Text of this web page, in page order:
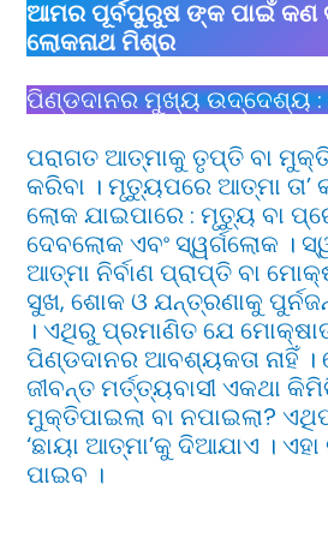
ଆମର ପୂର୍ବପୁରୁଷ ଙ୍କ ପାଇଁ କଣ
ଲୋକନାଥ ମିଶ୍ର
ପିଣ୍ଡଦାନର ମୁଖ୍ୟ ଉଦ୍ଦେଶ୍ୟ :
ପରାଗତ ଆତ୍ମାକୁ ତୃପ୍ତି ବା
କରିବା । ମୃତ୍ୟୁପରେ ଆତ୍ମା
ଲୋକ ଯାଇପାରେ : ମୃତ୍ୟୁ ବା
ଦେବଲୋକ ଏବଂ ସ୍ୱର୍ଗଲୋକ ।
ଆତ୍ମା ନିର୍ବାଣ ପ୍ରାପ୍ତି ବା
ସୁଖ, ଶୋକ ଓ ଯନ୍ତ୍ରଣାକୁ
। ଏଥିରୁ ପ୍ରମାଣିତ ଯେ
ପିଣ୍ଡଦାନର ଆବଶ୍ୟକତା ନାହିଁ ।
ଜୀବନ୍ତ ମର୍ତ୍ତ୍ୟବାସୀ ଏକଥା
ମୁକ୍ତିପାଇଲା ବା ନପାଇଲା?
‘ଛାୟା ଆତ୍ମା’କୁ ଦିଆଯାଏ ।
ପାଇବ ।